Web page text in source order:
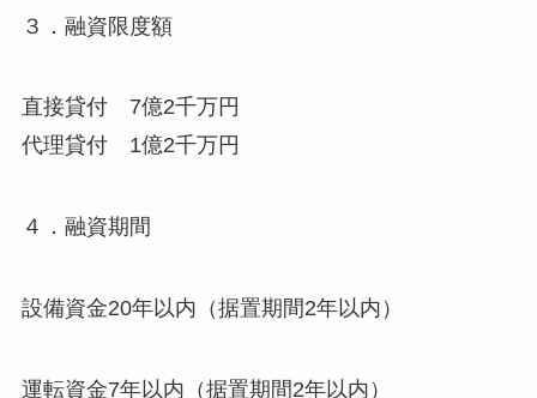
３．融資限度額
直接貸付 7億2千万円
代理貸付 1億2千万円
４．融資期間
設備資金20年以内（据置期間2年以内）
運転資金7年以内（据置期間2年以内）